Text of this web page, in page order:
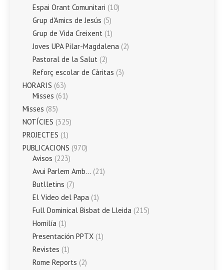
Espai Orant Comunitari (10)
Grup d'Amics de Jesús (5)
Grup de Vida Creixent (1)
Joves UPA Pilar-Magdalena (2)
Pastoral de la Salut (2)
Reforç escolar de Càritas (3)
HORARIS (63)
Misses (61)
Misses (85)
NOTÍCIES (325)
PROJECTES (1)
PUBLICACIONS (970)
Avisos (223)
Avui Parlem Amb… (21)
Butlletins (7)
El Vídeo del Papa (1)
Full Dominical Bisbat de Lleida (215)
Homilía (1)
Presentación PPTX (1)
Revistes (1)
Rome Reports (2)